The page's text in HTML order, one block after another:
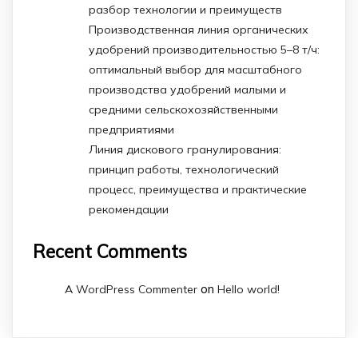
разбор технологии и преимуществ
Производственная линия органических
удобрений производительностью 5–8 т/ч:
оптимальный выбор для масштабного
производства удобрений малыми и
средними сельскохозяйственными
предприятиями
Линия дискового гранулирования:
принцип работы, технологический
процесс, преимущества и практические
рекомендации
Recent Comments
A WordPress Commenter on Hello world!